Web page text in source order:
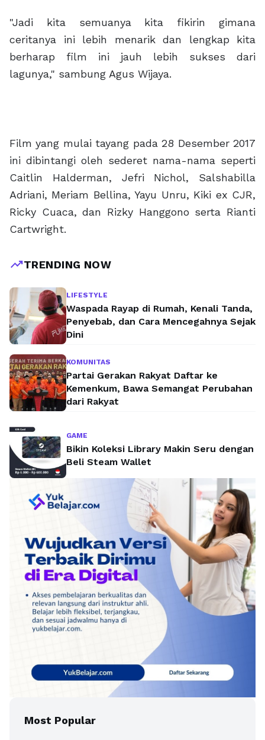
"Jadi kita semuanya kita fikirin gimana
ceritanya ini lebih menarik dan lengkap kita
berharap film ini jauh lebih sukses dari
lagunya," sambung Agus Wijaya.
Film yang mulai tayang pada 28 Desember 2017
ini dibintangi oleh sederet nama-nama seperti
Caitlin Halderman, Jefri Nichol, Salshabilla
Adriani, Meriam Bellina, Yayu Unru, Kiki ex CJR,
Ricky Cuaca, dan Rizky Hanggono serta Rianti
Cartwright.
trending_upTRENDING NOW
LIFESTYLE
Waspada Rayap di Rumah, Kenali Tanda,
Penyebab, dan Cara Mencegahnya Sejak
Dini
KOMUNITAS
Partai Gerakan Rakyat Daftar ke
Kemenkum, Bawa Semangat Perubahan
dari Rakyat
GAME
Bikin Koleksi Library Makin Seru dengan
Beli Steam Wallet
Most Popular